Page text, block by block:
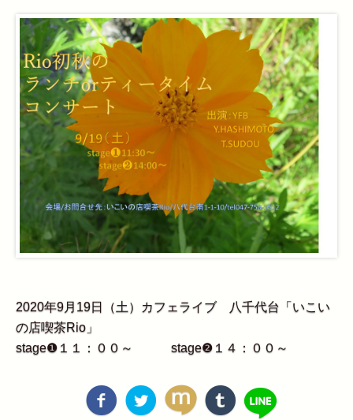
2020年9月19日（土）カフェライブ 八千代台「いこい
の店喫茶Rio」
stage❶１１：００～ stage❷１４：００～